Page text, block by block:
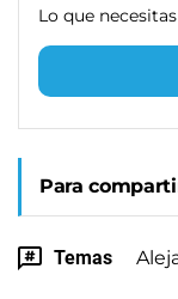
Lo que
Para
Temas